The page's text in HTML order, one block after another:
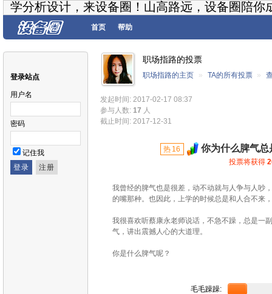
学分析设计，来设备圈！山高路远，设备圈陪你
首页 帮助
登录站点
用户名
密码
记住我
职场指路的投票
职场指路的主页 » TA的所有投票 »
发起时间: 2017-02-17 08:37
参与人数: 17 人
截止时间: 2017-12-31
热 16 你为什么脾气总
投票将获得
我曾经的脾气也是很差，动不动就与人争与人吵
的嘴那种。也因此，上学的时候总是和人合不来
我很喜欢听蔡康永老师说话，不急不躁，总是一
气，讲出震撼人心的大道理。
你是什么脾气呢？
毛毛躁躁: